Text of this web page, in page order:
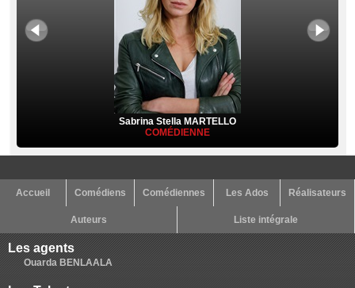
Sabrina Stella MARTELLO
COMÉDIENNE
Accueil Comédiens Comédiennes Les Ados Réalisateurs
Auteurs Liste intégrale
Les agents
Ouarda BENLAALA